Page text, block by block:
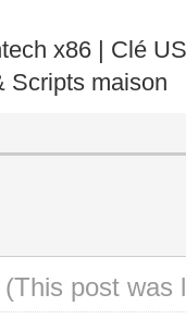
x86 | Clé
Scripts maison
(This post was